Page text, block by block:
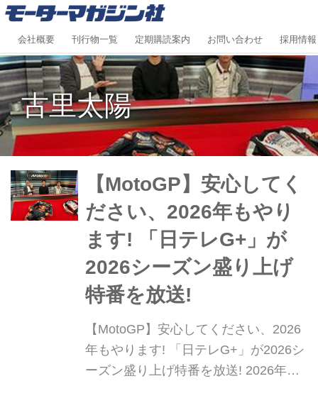
会社概要 刊行物一覧 定期購読案内 お問い合わせ 採用情報
古里太陽
【MotoGP】安心してく
ださい、2026年もやり
ます! 「日テレG+」が
2026シーズン盛り上げ
特番を放送!
【MotoGP】安心してください、2026
年もやります! 「日テレG+」が2026シ
ーズン盛り上げ特番を放送! 2026年シ